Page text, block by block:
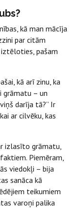
kā man mācīja
par citām
pašam
kā arī zinu, ka
grāmatu – un
darīja tā?” Ir
ar cilvēku, kas
izlasīto grāmatu,
Piemēram,
viedokļi – bija
sanāca kā
teikumiem
varoņi palika